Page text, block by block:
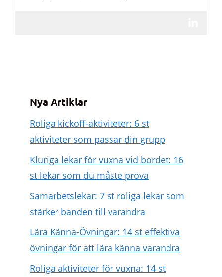
Nya Artiklar
Roliga kickoff-aktiviteter: 6 st
aktiviteter som passar din grupp
Kluriga lekar för vuxna vid bordet: 16
st lekar som du måste prova
Samarbetslekar: 7 st roliga lekar som
stärker banden till varandra
Lära Känna-Övningar: 14 st effektiva
övningar för att lära känna varandra
Roliga aktiviteter för vuxna: 14 st